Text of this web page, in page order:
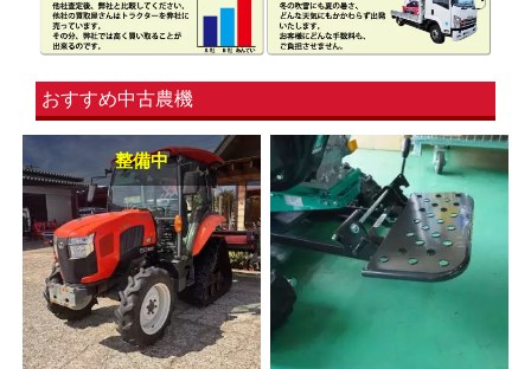
おすすめ中古農機
整備中